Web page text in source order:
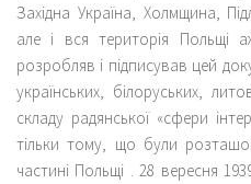
Західна Україна, Холмщина,
але і вся територія Польщі
розробляв і підписував цей
українських, білоруських,
складу радянської «сфери
тільки тому, що були
частині Польщі . 28 вересня